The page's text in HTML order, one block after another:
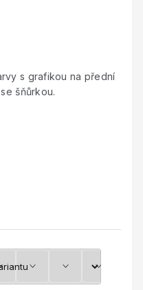
s grafikou na přední
šňůrkou.